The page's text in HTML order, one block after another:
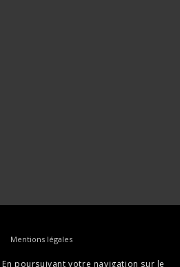
Mentions légales
poursuivant votre navigation sur le